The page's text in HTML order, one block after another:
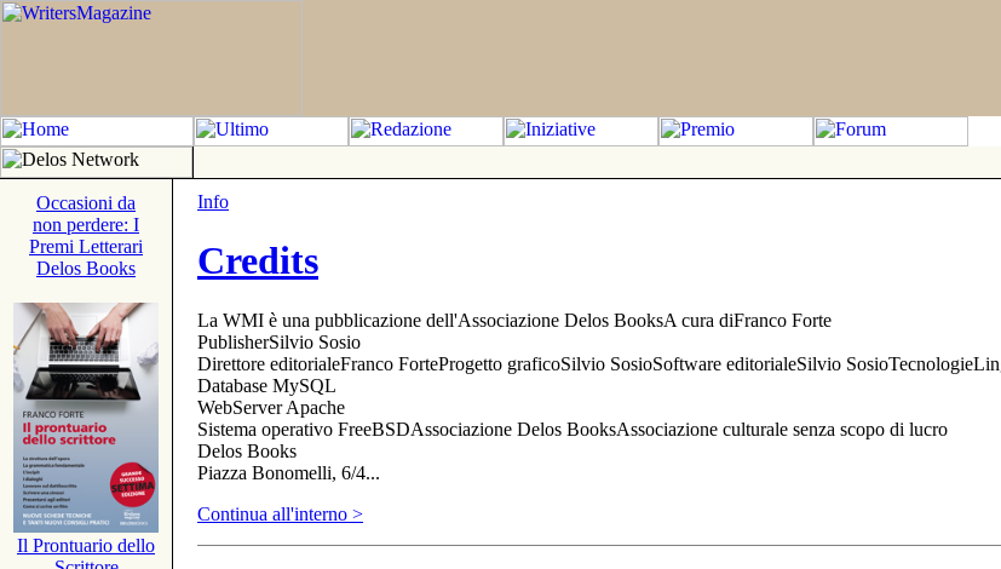
Occasioni da
non perdere: I
Premi Letterari
Delos Books
Il Prontuario dello
Info
Credits
La WMI è una pubblicazione dell'Associazione Delos BooksA cura diFranco Forte
PublisherSilvio Sosio
Direttore editorialeFranco ForteProgetto graficoSilvio SosioSoftware editorialeSilvio
Database MySQL
WebServer Apache
Sistema operativo FreeBSDAssociazione Delos BooksAssociazione culturale senza scopo di lucro
Delos Books
Piazza Bonomelli, 6/4...
Continua all'interno >